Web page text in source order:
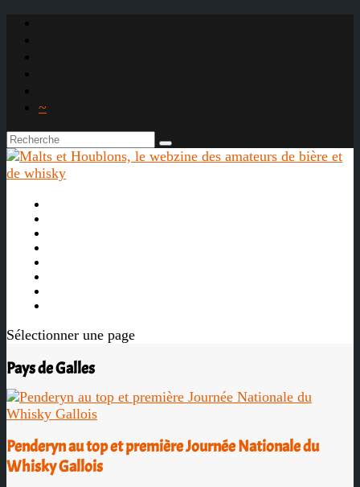
~
Sélectionner une page
Pays de Galles
Penderyn au top et première Journée Nationale du
Whisky Gallois